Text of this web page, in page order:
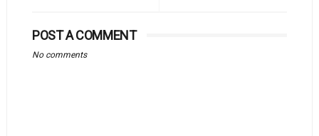
POST A COMMENT
No comments